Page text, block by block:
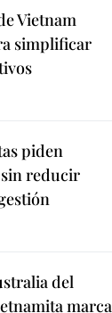
Vietnam
simplificar
piden
reducir
del
marca